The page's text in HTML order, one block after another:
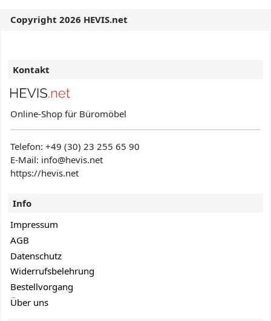
Copyright 2026 HEVIS.net
Kontakt
Online-Shop für Büromöbel
Telefon:+49 (30) 23 255 65 90
E-Mail: info@hevis.net
https://hevis.net
Info
Impressum
AGB
Datenschutz
Widerrufsbelehrung
Bestellvorgang
Über uns